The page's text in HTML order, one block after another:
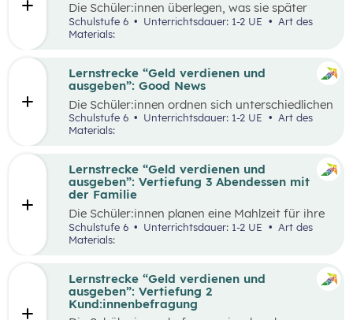
Die Schüler:innen überlegen, was sie später
einmal werden möchten und finden heraus, wie
der Beruf aussieht, den sie zukünftig ausüben
erstellen ein kreatives Endprodukt, das sie frei
wählen können. In der Wabe findet eine
Auseinandersetzung mit den eigenen
Vorstellungen über den Traumberuf und
Erkenntnisse aus der Recherche statt.
Außerdem erhalten die Schüler:innen in der
entsprechen und welche anders sind als
erwartet.
Schulstufe 6 Unterrichtsdauer: 1-2 UE
Materials:
Lernstrecke “Geld verdienen und
ausgeben”: Good News
Die Schüler:innen ordnen sich unterschiedlichen
Geld-Typen zu und diskutieren miteinander die
Tipps, die bei den jeweiligen Geld-Typen zu
welche konkreten Tipps sie im Alltag schon in
ihrem Alter umsetzen können, aber auch wie sie
ihre Eltern beim nachhaltigen Konsum
Schulstufe 6 Unterrichtsdauer: 1-2 UE
Art des
Materials:
Lernstrecke “Geld verdienen und
ausgeben”: Vertiefung 3 Abendessen mit
der Familie
Die Schüler:innen planen eine Mahlzeit für ihre
Familie und sollen dafür ein vorgegebenes
Budget pro Person einhalten. Zur Durchführung
der Einkauf der Zutaten und die Zubereitung
der Speise. Im Anschluss werden die
Schätzungen und die tatsächlichen Ausgaben
miteinander verglichen und die Vorgehensweise
Schulstufe 6 Unterrichtsdauer: 1-2 UE
Materials:
Lernstrecke “Geld verdienen und
ausgeben”: Vertiefung 2
Kund:innenbefragung